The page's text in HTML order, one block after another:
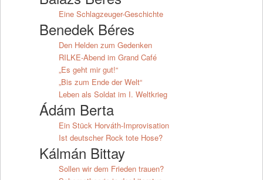
Eine Schlagzeuger-Geschichte
Benedek Béres
Den Helden zum Gedenken
RILKE-Abend im Grand Café
„Es geht mir gut!“
„Bis zum Ende der Welt“
Leben als Soldat im I. Weltkrieg
Ádám Berta
Ein Stück Horváth-Improvisation
Ist deutscher Rock tote Hose?
Kálmán Bittay
Sollen wir dem Frieden trauen?